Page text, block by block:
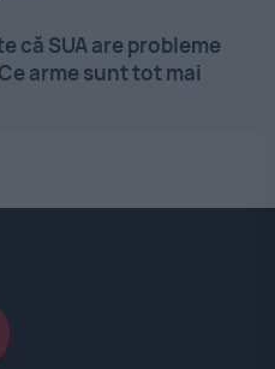
că SUA are probleme
arme sunt tot mai